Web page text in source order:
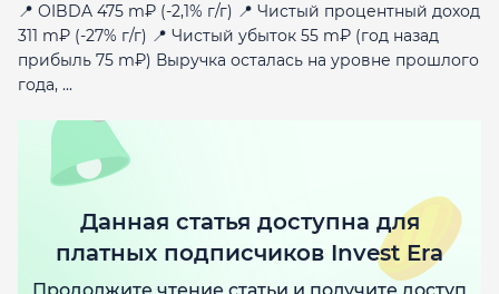
📍 OIBDA 475 m₽ (-2,1% г/г) 📍 Чистый процентный доход
311 m₽ (-27% г/г) 📍 Чистый убыток 55 m₽ (год назад
прибыль 75 m₽) Выручка осталась на уровне прошлого
года, ...
Данная статья доступна для
платных подписчиков Invest Era